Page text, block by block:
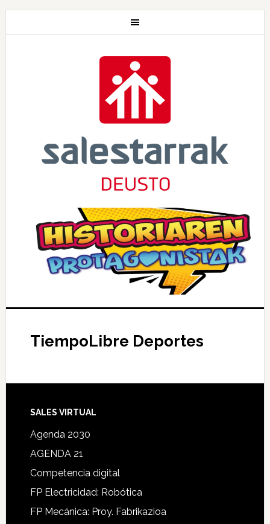
TiempoLibre Deportes
SALES VIRTUAL
Agenda 2030
AGENDA 21
Competencia digital
FP Electricidad: Robótica
FP Mecánica: Proy. Fabrikazioa